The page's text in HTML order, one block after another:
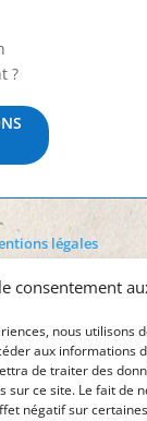
consentement
nous utilisons
aux informations
de traiter des
sur ce site. Le fait de
négatif sur
?
légales